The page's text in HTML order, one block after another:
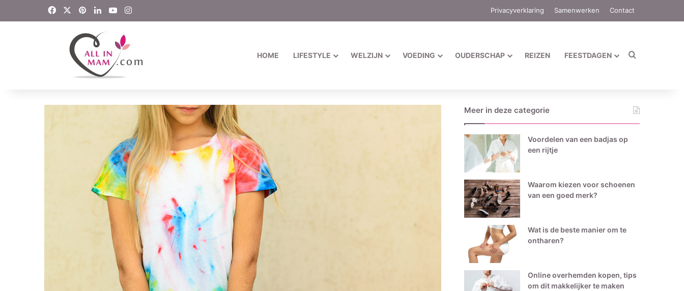
FacebookPinterestLinkedIn
YouTubeInstagram Privacyverklaring Samenwerken Contact
HOME LIFESTYLE WELZIJN VOEDING OUDERSCHAP REIZEN FEESTDAGEN Zoek naar
Meer in deze categorie
Voordelen van een badjas op
een rijtje
Waarom kiezen voor schoenen
van een goed merk?
Wat is de beste manier om te
ontharen?
Online overhemden kopen, tips
om dit makkelijker te maken